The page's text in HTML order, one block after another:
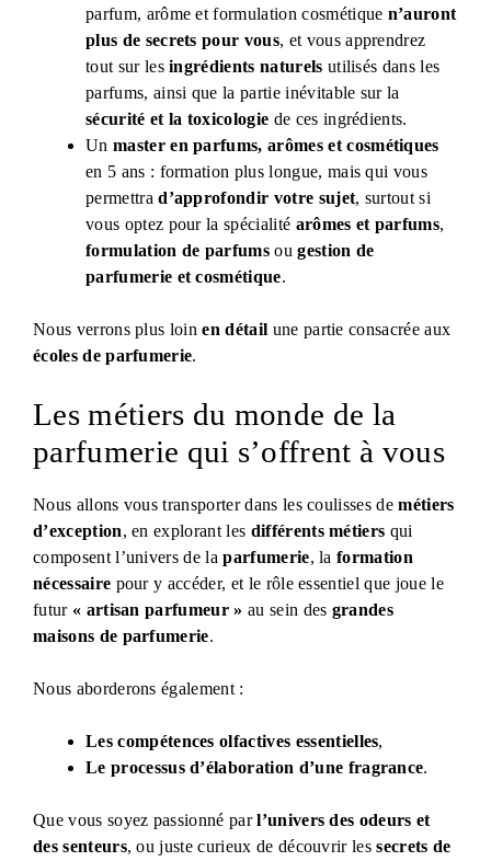
parfum, arôme et formulation cosmétique n’auront
plus de secrets pour vous, et vous apprendrez
tout sur lesingrédients naturels utilisés dans les
parfums, ainsi que la partie inévitable sur la
sécurité et la toxicologie de ces ingrédients.
Un master en parfums, arômes et cosmétiques
en 5 ans : formation plus longue, mais qui vous
permettrad’approfondir votre sujet, surtout si
vous optez pour la spécialité arômes et parfums,
formulation de parfums ougestion de
parfumerie et cosmétique.
Nous verrons plus loinen détail une partie consacrée aux
écoles de parfumerie.
Les métiers du monde de la
parfumerie qui s’offrent à vous
Nous allons vous transporter dans les coulisses demétiers
d’exception, en explorant les différents métiers qui
composent l’univers de laparfumerie, laformation
nécessaire pour y accéder, et le rôle essentiel que joue le
futur « artisan parfumeur » au sein des grandes
maisons de parfumerie.
Nous aborderons également :
Les compétences olfactives essentielles,
Le processus d’élaboration d’une fragrance.
Que vous soyez passionné parl’univers des odeurs et
des senteurs, ou juste curieux de découvrir lessecrets de